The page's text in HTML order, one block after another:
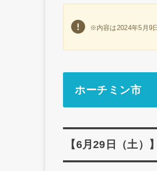
※内容は2024年5月9
ホーチミン市
【6月29日（土